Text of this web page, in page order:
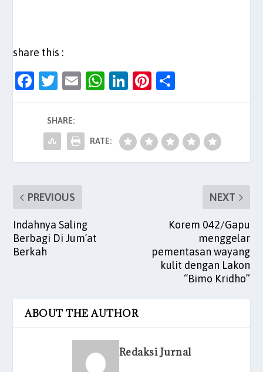
share this :
F
a
e
b
o
k
T
w
itt
er
E
m
l
W
h
s
Li
n
e
dI
Pi
nt
es
t
h
e
SHARE:
RATE:
PREVIOUS
Indahnya Saling
Berbagi Di Jum’at
Berkah
NEXT
Korem 042/Gapu
menggelar
pementasan wayang
kulit dengan Lakon
“Bimo Kridho”
ABOUT THE AUTHOR
Redaksi Jurnal